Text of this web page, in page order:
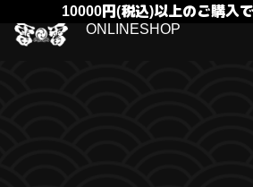
10000円(税込)以上のご購入
ONLINESHOP